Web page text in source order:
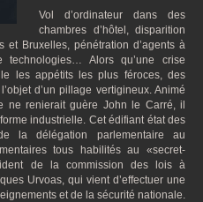
Vol d’ordinateur dans des
chambres d’hôtel, disparition
Bruxelles, pénétration d’agents à
technologies… Alors qu’une crise
les appétits les plus féroces, des
d’un pillage vertigineux. Animé
ne renierait guère John le Carré, il
industrielle. Cet édifiant état des
la délégation parlementaire au
tous habilités au «secret-
de la commission des lois à
Urvoas, qui vient d’effectuer une
et de la sécurité nationale.